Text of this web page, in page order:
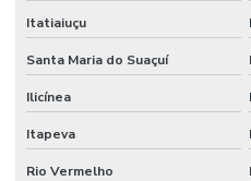
Serviços de terceirização de mão
Sistemas De Monitoramento
Soluções de engenharia e
Soluções de engenharia para
Itatiaiuçu
Santa Maria do Suaçuí
Ilicínea
Itapeva
Rio Vermelho